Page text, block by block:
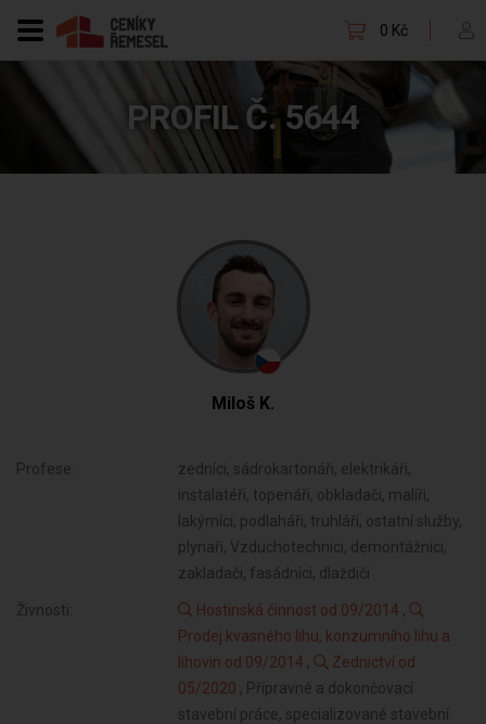
0 Kč
PROFIL Č. 5644
Miloš K.
Profese:
zedníci, sádrokartonáři, elektrikáři,
instalatéři, topenáři, obkladači, malíři,
lakýrníci, podlaháři, truhláři, ostatní služby,
plynaři, Vzduchotechnici, demontážníci,
zakladači, fasádníci, dlaždiči
Živnosti: Hostinská činnost od 09/2014 ,
Prodej kvasného lihu, konzumního lihu a
lihovin od 09/2014 ,
Zednictví od
05/2020 , Přípravné a dokončovací
stavební práce, specializované stavební